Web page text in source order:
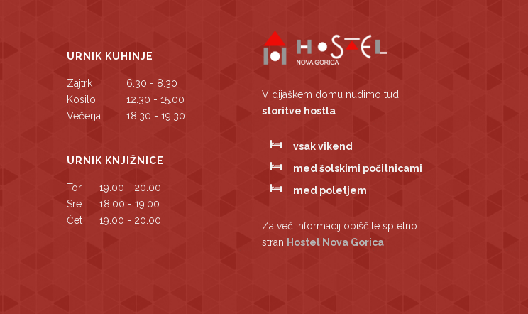
URNIK KUHINJE
Zajtrk
6.30 - 8.30
Kosilo
12.30 - 15.00
Večerja
18.30 - 19.30
URNIK KNJIŽNICE
Tor
19.00 - 20.00
Sre
18.00 - 19.00
Čet
19.00 - 20.00
V dijaškem domu nudimo tudi
storitve hostla:
vsak vikend
med šolskimi počitnicami
med poletjem
Za več informacij obiščite spletno
stran Hostel Nova Gorica